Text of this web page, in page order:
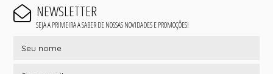
NEWSLETTER
SEJA A PRIMEIRA A SABER DE NOSSAS NOVIDADES E PROMOÇÕES!